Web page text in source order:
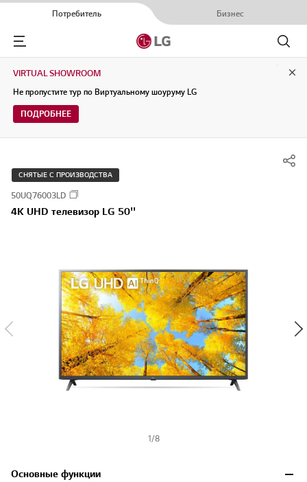
Потребитель Бизнес
Menu
Поиск
VIRTUAL SHOWROOM
Не пропустите тур по Виртуальному шоуруму LG
ПОДРОБНЕЕ
СНЯТЫЕ С ПРОИЗВОДСТВА
50UQ76003LD
4K UHD телевизор LG 50''
1/8
Основные функции